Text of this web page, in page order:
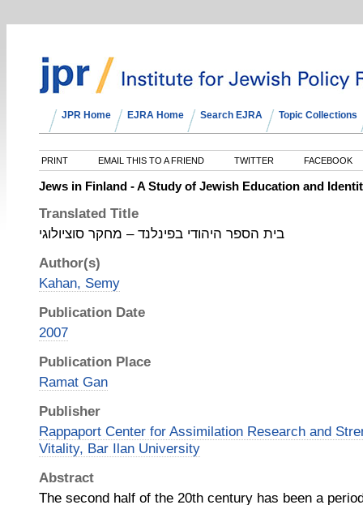
JPR Home EJRA Home Search EJRA Topic Collections
PRINT EMAIL THIS TO A FRIEND TWITTER FACEBOOK
Jews in Finland - A Study of Jewish Education and
Translated Title
בית הספר היהודי בפינלנד – מחקר סוציולוגי
Author(s)
Kahan, Semy
Publication Date
2007
Publication Place
Ramat Gan
Publisher
Rappaport Center for Assimilation Research and
Vitality, Bar Ilan University
Abstract
The second half of the 20th century has been a